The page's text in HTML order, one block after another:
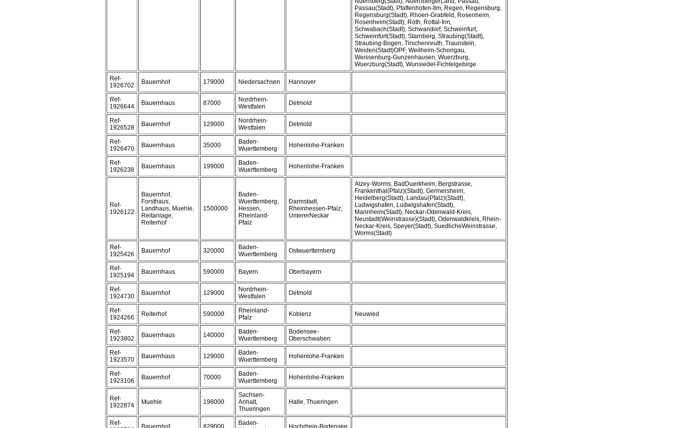
Passau(Stadt), Pfaffenhofen-Ilm, Regen, Regensburg,
Regensburg(Stadt), Rhoen-Grabfeld, Rosenheim,
Rosenheim(Stadt), Roth, Rottal-Inn,
Schwabach(Stadt), Schwandorf, Schweinfurt,
Schweinfurt(Stadt), Starnberg, Straubing(Stadt),
Straubing-Bogen, Tirschenreuth, Traunstein,
Weiden(Stadt)OPF, Weilheim-Schongau,
Weissenburg-Gunzenhausen, Wuerzburg,
Wuerzburg(Stadt), Wunsiedel-Fichtelgebirge
Ref-
1926702
Bauernhof 179000 Niedersachsen Hannover
Ref-
1926644
Bauernhaus 87000
Nordrhein-
Westfalen
Detmold
Ref-
1926528
Bauernhof 129000
Nordrhein-
Westfalen
Detmold
Ref-
1926470
Bauernhaus 35000
Baden-
Wuerttemberg
Hohenlohe-Franken
Ref-
1926238
Bauernhaus 199000
Baden-
Wuerttemberg
Hohenlohe-Franken
Ref-
1926122
Bauernhof,
Forsthaus,
Landhaus, Muehle,
Reitanlage,
Reiterhof
1500000
Baden-
Wuerttemberg,
Hessen,
Rheinland-
Pfalz
Darmstadt,
Rheinhessen-Pfalz,
UntererNeckar
Alzey-Worms, BadDuerkheim, Bergstrasse,
Frankenthal(Pfalz)(Stadt), Germersheim,
Heidelberg(Stadt), Landau(Pfalz)(Stadt),
Ludwigshafen, Ludwigshafen(Stadt),
Mannheim(Stadt), Neckar-Odenwald-Kreis,
Neustadt(Weinstrasse)(Stadt), Odenwaldkreis, Rhein-
Neckar-Kreis, Speyer(Stadt), SuedlicheWeinstrasse,
Worms(Stadt)
Ref-
1925426
Bauernhof 320000
Baden-
Wuerttemberg
Ostwuerttemberg
Ref-
1925194
Bauernhaus 590000 Bayern Oberbayern
Ref-
1924730
Bauernhof 129000
Nordrhein-
Westfalen
Detmold
Ref-
1924266
Reiterhof 590000
Rheinland-
Pfalz
Koblenz Neuwied
Ref-
1923802
Bauernhaus 140000
Baden-
Wuerttemberg
Bodensee-
Oberschwaben
Ref-
1923570
Bauernhaus 129000
Baden-
Wuerttemberg
Hohenlohe-Franken
Ref-
1923106
Bauernhof 70000
Baden-
Wuerttemberg
Hohenlohe-Franken
Ref-
1922874
Muehle 198000
Sachsen-
Anhalt,
Thueringen
Halle, Thueringen
Ref-
Bauernhof 829000
Baden-
Hochrhein-Bodensee